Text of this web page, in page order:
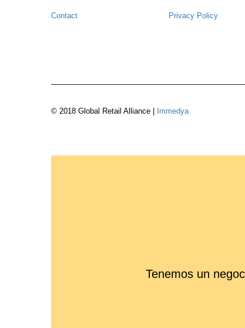
Contact Privacy Policy
© 2018 Global Retail Alliance | Immedya
Tenemos un